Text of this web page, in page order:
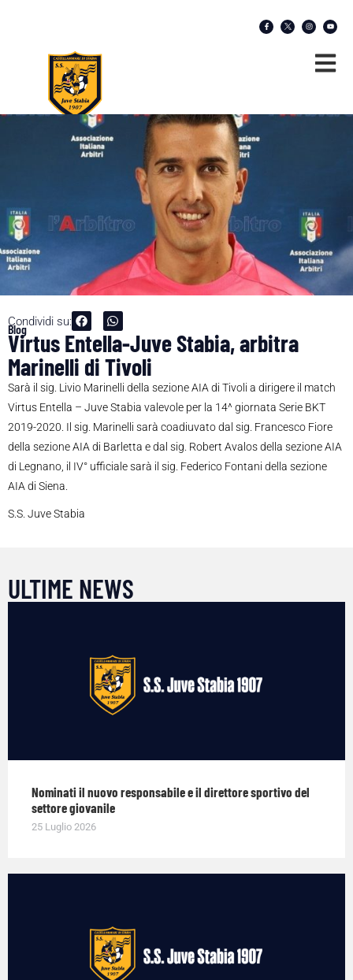
Condividi su:
Blog
Virtus Entella-Juve Stabia, arbitra
Marinelli di Tivoli
Sarà il sig. Livio Marinelli della sezione AIA di Tivoli a dirigere il match
Virtus Entella – Juve Stabia valevole per la 14^ giornata Serie BKT
2019-2020. Il sig. Marinelli sarà coadiuvato dal sig. Francesco Fiore
della sezione AIA di Barletta e dal sig. Robert Avalos della sezione AIA
di Legnano, il IV° ufficiale sarà il sig. Federico Fontani della sezione
AIA di Siena.
S.S. Juve Stabia
ULTIME NEWS
Nominati il nuovo responsabile e il direttore sportivo del
settore giovanile
25 Luglio 2026